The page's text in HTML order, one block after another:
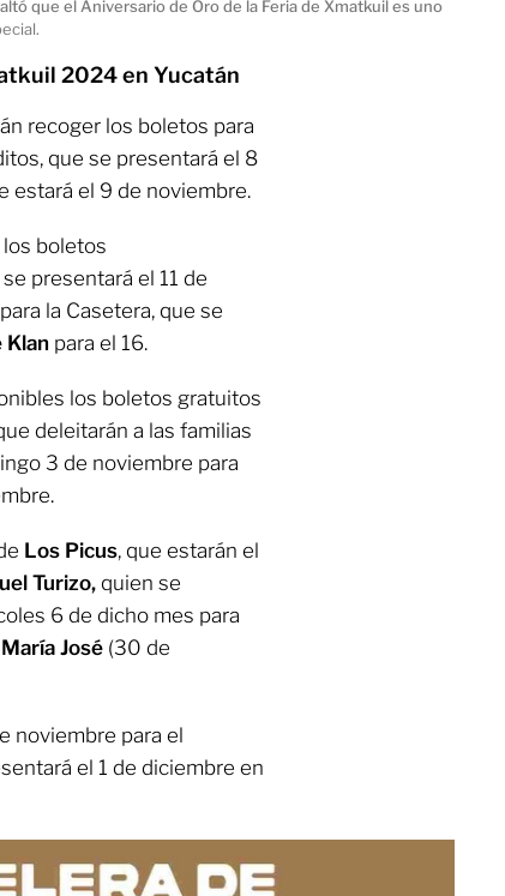
que el Aniversario de Oro de la Feria de Xmatkuil es uno
2024 en Yucatán
recoger los boletos para
que se presentará el 8
estará el 9 de noviembre.
los boletos
presentará el 11 de
la Casetera, que se
Klan para el 16.
los boletos gratuitos
deleitarán a las familias
3 de noviembre para
Los Picus, que estarán el
Turizo, quien se
6 de dicho mes para
María José (30 de
noviembre para el
el 1 de diciembre en